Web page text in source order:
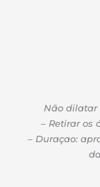
Não dilatar
– Retirar os
– Duraçao: